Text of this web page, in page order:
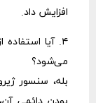
افزایش داد.
۴. آیا
می‌شود؟
بله، سنسور